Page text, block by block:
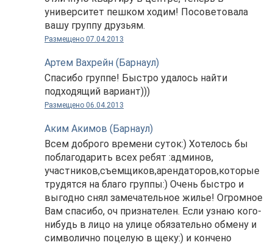
университет пешком ходим! Посоветовала
вашу группу друзьям.
Размещено 07.04.2013
Артем Вахрейн (Барнаул)
Спасибо группе! Быстро удалось найти
подходящий вариант)))
Размещено 06.04.2013
Аким Акимов (Барнаул)
Всем доброго времени суток:) Хотелось бы
поблагодарить всех ребят :админов,
участников,съемщиков,арендаторов,которые
трудятся на благо группы:) Очень быстро и
выгодно снял замечательное жилье! Огромное
Вам спасибо, оч признателен. Если узнаю кого-
нибудь в лицо на улице обязательно обмену и
символично поцелую в щеку:) и кончено